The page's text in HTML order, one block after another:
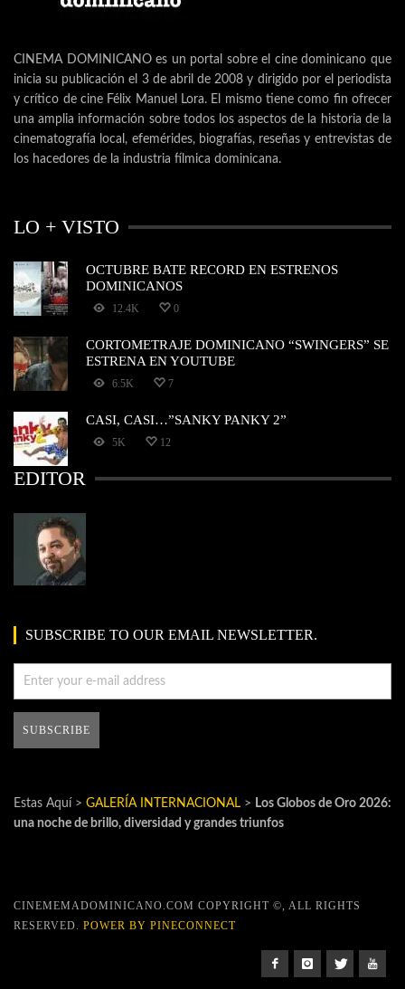
CINEMA DOMINICANO es un portal sobre el cine dominicano que
inicia su publicación el 3 de abril de 2008 y dirigido por el periodista
y crítico de cine Félix Manuel Lora. El mismo tiene como fin ofrecer
una amplia información sobre todos los aspectos de la historia de la
cinematografía local, efemérides, biografías, reseñas y entrevistas de
los hacedores de la industria fílmica dominicana.
LO + VISTO
OCTUBRE BATE RECORD EN ESTRENOS
DOMINICANOS
12.4K 0
CORTOMETRAJE DOMINICANO “SWINGERS” SE
ESTRENA EN YOUTUBE
6.5K 7
CASI, CASI…”SANKY PANKY 2”
5K 12
EDITOR
SUBSCRIBE TO OUR EMAIL NEWSLETTER.
Estas Aquí > GALERÍA INTERNACIONAL > Los Globos de Oro 2026:
una noche de brillo, diversidad y grandes triunfos
CINEMEMADOMINICANO.COM COPYRIGHT ©, ALL RIGHTS
RESERVED. POWER BY PINECONNECT